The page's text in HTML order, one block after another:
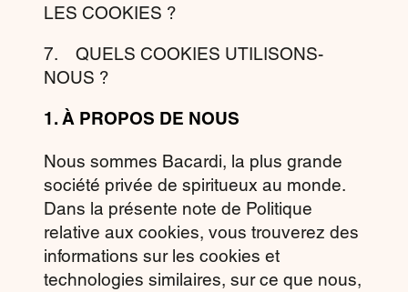
LES COOKIES ?
7. QUELS COOKIES UTILISONS-
NOUS ?
1. À PROPOS DE NOUS
Nous sommes Bacardi, la plus grande
société privée de spiritueux au monde.
Dans la présente note de Politique
relative aux cookies, vous trouverez des
informations sur les cookies et
technologies similaires, sur ce que nous,